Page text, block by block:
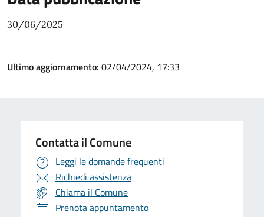
30/06/2025
Ultimo aggiornamento: 02/04/2024, 17:33
Contatta il Comune
Leggi le domande frequenti
Richiedi assistenza
Chiama il Comune
Prenota appuntamento